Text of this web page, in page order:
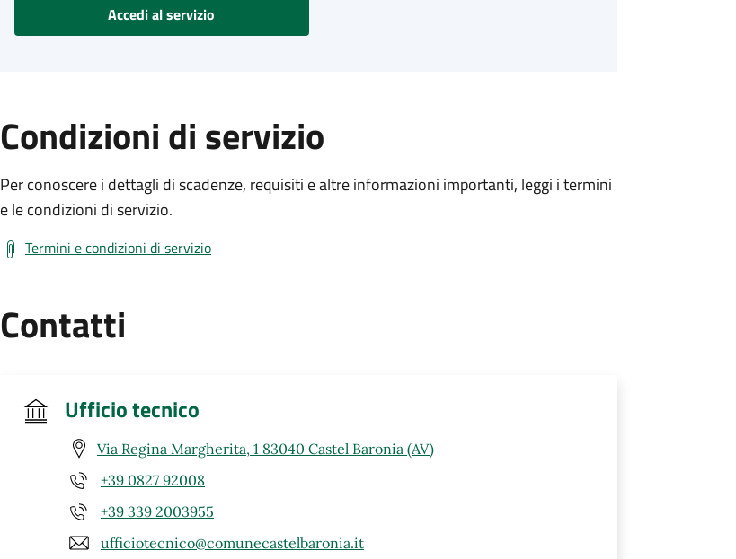
Accedi al servizio
Condizioni di servizio
Per conoscere i dettagli di scadenze, requisiti e altre informazioni importanti, leggi i termini
e le condizioni di servizio.
Termini e condizioni di servizio
Contatti
Ufficio tecnico
Via Regina Margherita, 1 83040 Castel Baronia (AV)
+39 0827 92008
+39 339 2003955
ufficiotecnico@comunecastelbaronia.it